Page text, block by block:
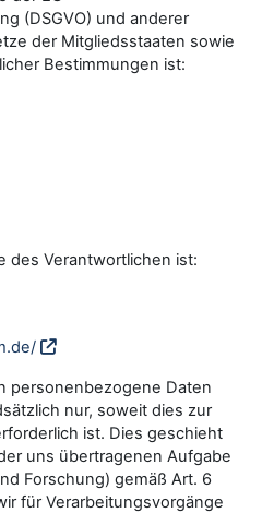
(DSGVO) und anderer
der Mitgliedsstaaten sowie
Bestimmungen ist:
des Verantwortlichen ist:
personenbezogene Daten
nur, soweit dies zur
ist. Dies geschieht
uns übertragenen Aufgabe
Forschung) gemäß Art. 6
für Verarbeitungsvorgänge